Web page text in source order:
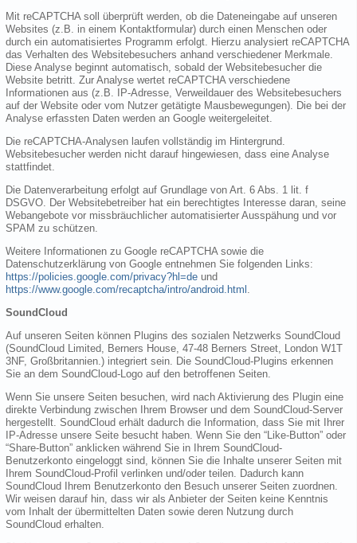
Mit reCAPTCHA soll überprüft werden, ob die Dateneingabe auf unseren
Websites (z.B. in einem Kontaktformular) durch einen Menschen oder
durch ein automatisiertes Programm erfolgt. Hierzu analysiert reCAPTCHA
das Verhalten des Websitebesuchers anhand verschiedener Merkmale.
Diese Analyse beginnt automatisch, sobald der Websitebesucher die
Website betritt. Zur Analyse wertet reCAPTCHA verschiedene
Informationen aus (z.B. IP-Adresse, Verweildauer des Websitebesuchers
auf der Website oder vom Nutzer getätigte Mausbewegungen). Die bei der
Analyse erfassten Daten werden an Google weitergeleitet.
Die reCAPTCHA-Analysen laufen vollständig im Hintergrund.
Websitebesucher werden nicht darauf hingewiesen, dass eine Analyse
stattfindet.
Die Datenverarbeitung erfolgt auf Grundlage von Art. 6 Abs. 1 lit. f
DSGVO. Der Websitebetreiber hat ein berechtigtes Interesse daran, seine
Webangebote vor missbräuchlicher automatisierter Ausspähung und vor
SPAM zu schützen.
Weitere Informationen zu Google reCAPTCHA sowie die
Datenschutzerklärung von Google entnehmen Sie folgenden Links:
https://policies.google.com/privacy?hl=de und
https://www.google.com/recaptcha/intro/android.html
SoundCloud
Auf unseren Seiten können Plugins des sozialen Netzwerks SoundCloud
(SoundCloud Limited, Berners House, 47-48 Berners Street, London W1T
3NF, Großbritannien.) integriert sein. Die SoundCloud-Plugins erkennen
Sie an dem SoundCloud-Logo auf den betroffenen Seiten.
Wenn Sie unsere Seiten besuchen, wird nach Aktivierung des Plugin eine
direkte Verbindung zwischen Ihrem Browser und dem SoundCloud-Server
hergestellt. SoundCloud erhält dadurch die Information, dass Sie mit Ihrer
IP-Adresse unsere Seite besucht haben. Wenn Sie den “Like-Button” oder
“Share-Button” anklicken während Sie in Ihrem SoundCloud-
Benutzerkonto eingeloggt sind, können Sie die Inhalte unserer Seiten mit
Ihrem SoundCloud-Profil verlinken und/oder teilen. Dadurch kann
SoundCloud Ihrem Benutzerkonto den Besuch unserer Seiten zuordnen.
Wir weisen darauf hin, dass wir als Anbieter der Seiten keine Kenntnis
vom Inhalt der übermittelten Daten sowie deren Nutzung durch
SoundCloud erhalten.